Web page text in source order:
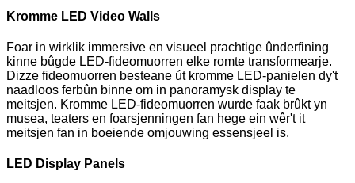
Kromme LED Video Walls
Foar in wirklik immersive en visueel prachtige ûnderfining
kinne bûgde LED-fideomuorren elke romte transformearje.
Dizze fideomuorren besteane út kromme LED-panielen dy't
naadloos ferbûn binne om in panoramysk display te
meitsjen. Kromme LED-fideomuorren wurde faak brûkt yn
musea, teaters en foarsjenningen fan hege ein wêr't it
meitsjen fan in boeiende omjouwing essensjeel is.
LED Display Panels